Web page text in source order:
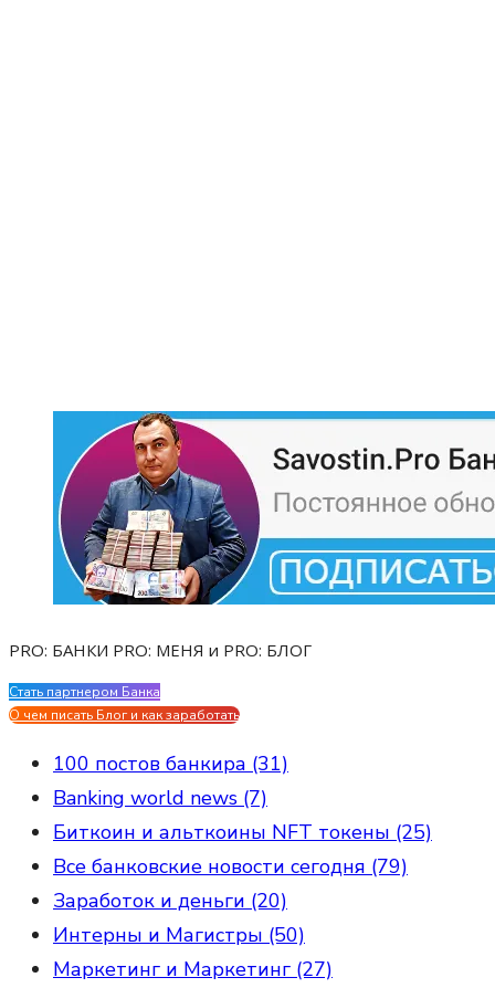
PRO: БАНКИ PRO: МЕНЯ и PRO: БЛОГ
Стать партнером Банка
О чем писать Блог и как заработать
100 постов банкира (31)
Banking world news (7)
Биткоин и альткоины NFT токены (25)
Все банковские новости сегодня (79)
Заработок и деньги (20)
Интерны и Магистры (50)
Маркетинг и Маркетинг (27)